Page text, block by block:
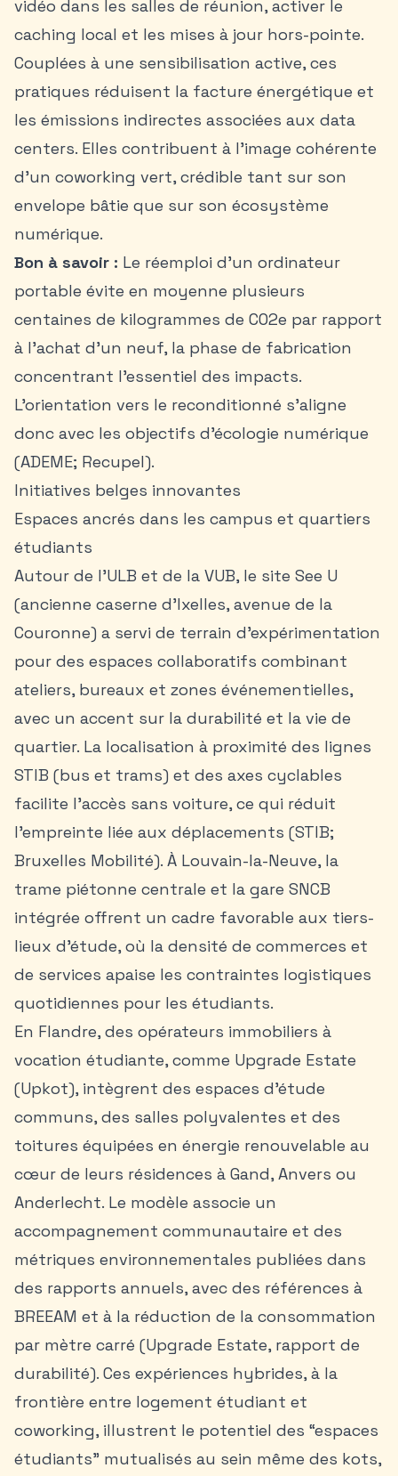
vidéo dans les salles de réunion, activer le
caching local et les mises à jour hors-pointe.
Couplées à une sensibilisation active, ces
pratiques réduisent la facture énergétique et
les émissions indirectes associées aux data
centers. Elles contribuent à l’image cohérente
d’un coworking vert, crédible tant sur son
envelope bâtie que sur son écosystème
numérique.
Bon à savoir : Le réemploi d’un ordinateur
portable évite en moyenne plusieurs
centaines de kilogrammes de CO2e par rapport
à l’achat d’un neuf, la phase de fabrication
concentrant l’essentiel des impacts.
L’orientation vers le reconditionné s’aligne
donc avec les objectifs d’écologie numérique
(ADEME; Recupel).
Initiatives belges innovantes
Espaces ancrés dans les campus et quartiers
étudiants
Autour de l’ULB et de la VUB, le site See U
(ancienne caserne d’Ixelles, avenue de la
Couronne) a servi de terrain d’expérimentation
pour des espaces collaboratifs combinant
ateliers, bureaux et zones événementielles,
avec un accent sur la durabilité et la vie de
quartier. La localisation à proximité des lignes
STIB (bus et trams) et des axes cyclables
facilite l’accès sans voiture, ce qui réduit
l’empreinte liée aux déplacements (STIB;
Bruxelles Mobilité). À Louvain-la-Neuve, la
trame piétonne centrale et la gare SNCB
intégrée offrent un cadre favorable aux tiers-
lieux d’étude, où la densité de commerces et
de services apaise les contraintes logistiques
quotidiennes pour les étudiants.
En Flandre, des opérateurs immobiliers à
vocation étudiante, comme Upgrade Estate
(Upkot), intègrent des espaces d’étude
communs, des salles polyvalentes et des
toitures équipées en énergie renouvelable au
cœur de leurs résidences à Gand,Anvers ou
Anderlecht. Le modèle associe un
accompagnement communautaire et des
métriques environnementales publiées dans
des rapports annuels, avec des références à
BREEAM et à la réduction de la consommation
par mètre carré (Upgrade Estate, rapport de
durabilité). Ces expériences hybrides, à la
frontière entre logement étudiant et
coworking, illustrent le potentiel des “espaces
étudiants” mutualisés au sein même des kots,